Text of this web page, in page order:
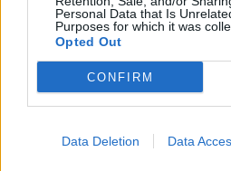
Personal Data that Is
Purposes for which it was
Opted Out
CONFIRM
Data Deletion Data